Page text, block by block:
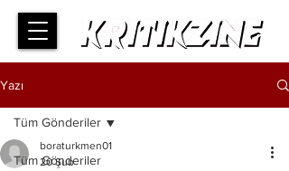
Yazı
Tüm Gönderiler
Tüm Gönderiler
boraturkmen01
20 Şub